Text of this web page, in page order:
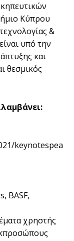
Κύπρου
&
υπό την
και
θεσμικός
keynotespea
BASF,
χρηστής